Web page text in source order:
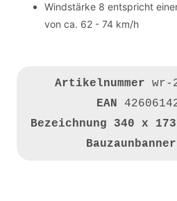
Windstärke 8 entspricht
von ca. 62 - 74 km/h
Artikelnummer wr-
EAN
Bezeichnung 340 x